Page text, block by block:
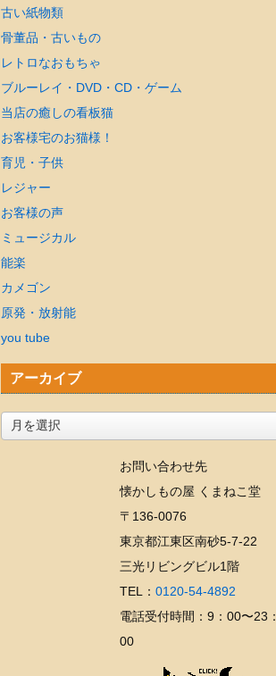
古い紙物類
骨董品・古いもの
レトロなおもちゃ
ブルーレイ・DVD・CD・ゲーム
当店の癒しの看板猫
お客様宅のお猫様！
育児・子供
レジャー
お客様の声
ミュージカル
能楽
カメゴン
原発・放射能
you tube
アーカイブ
お問い合わせ先
懐かしもの屋 くまねこ堂
〒136-0076
東京都江東区南砂5-7-22
三光リビングビル1階
TEL： 0120-54-4892
電話受付時間：9：00〜23：
00